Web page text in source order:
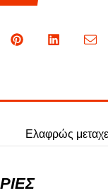
ΦΟΡΤΗΓΑ
Ελαφρώς